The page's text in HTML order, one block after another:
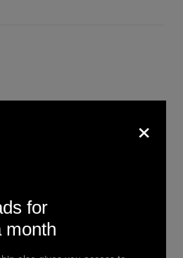
Luxury Space
Week on VICE:
Garland
×
for
month